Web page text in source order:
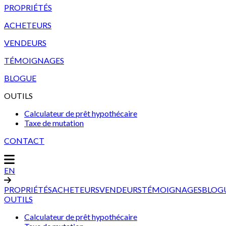
PROPRIÉTÉS
ACHETEURS
VENDEURS
TÉMOIGNAGES
BLOGUE
OUTILS
Calculateur de prêt hypothécaire
Taxe de mutation
CONTACT
EN
PROPRIÉTÉSACHETEURSVENDEURSTÉMOIGNAGES
OUTILS
Calculateur de prêt hypothécaire